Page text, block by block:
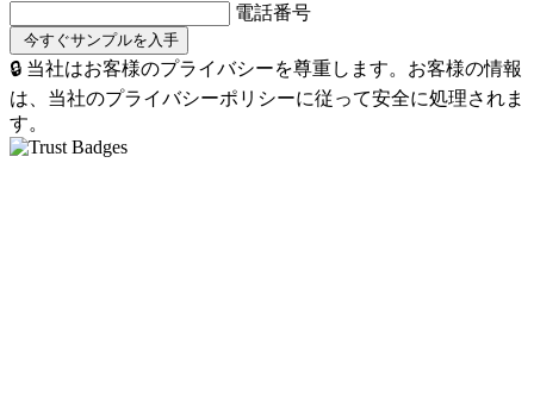
電話番号
🔒 当社はお客様のプライバシーを尊重します。お客様の情報
は、当社のプライバシーポリシーに従って安全に処理されま
す。